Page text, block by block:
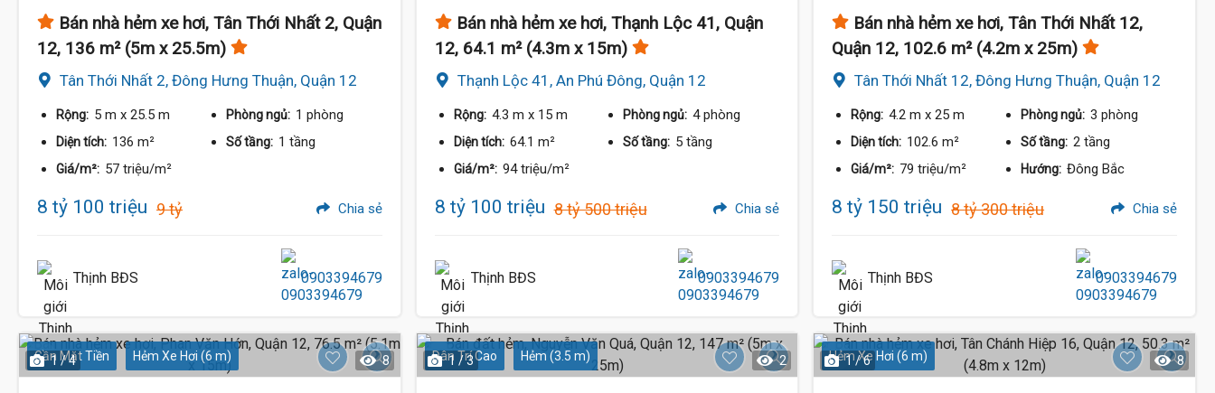
Bán nhà hẻm xe hơi, Tân Thới Nhất 2, Quận
12, 136 m² (5m x 25.5m)
Tân Thới Nhất 2, Đông Hưng Thuận, Quận 12
Rộng: 5 m x 25.5 m Phòng ngủ: 1 phòng
Diện tích: 136 m² Số tầng: 1 tầng
Giá/m²: 57 triệu/m²
8 tỷ 100 triệu 9 tỷ Chia sẻ
Thịnh BĐS 0903394679
Bán nhà hẻm xe hơi, Thạnh Lộc 41, Quận
12, 64.1 m² (4.3m x 15m)
Thạnh Lộc 41, An Phú Đông, Quận 12
Rộng: 4.3 m x 15 m Phòng ngủ: 4 phòng
Diện tích: 64.1 m² Số tầng: 5 tầng
Giá/m²: 94 triệu/m²
8 tỷ 100 triệu 8 tỷ 500 triệu Chia sẻ
Thịnh BĐS 0903394679
Bán nhà hẻm xe hơi, Tân Thới Nhất 12,
Quận 12, 102.6 m² (4.2m x 25m)
Tân Thới Nhất 12, Đông Hưng Thuận, Quận 12
Rộng: 4.2 m x 25 m Phòng ngủ: 3 phòng
Diện tích: 102.6 m² Số tầng: 2 tầng
Giá/m²: 79 triệu/m² Hướng: Đông Bắc
8 tỷ 150 triệu 8 tỷ 300 triệu Chia sẻ
Thịnh BĐS 0903394679
Gần Mặt Tiền Hẻm Xe Hơi (6 m)
1 / 4 8 Dân Trí Cao Hẻm (3.5 m)
1 / 3 2 Hẻm Xe Hơi (6 m)
1 / 6 8